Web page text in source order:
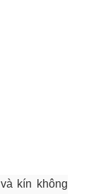
kín không